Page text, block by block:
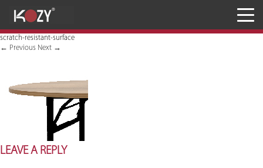
scratch-resistant-surface
← Previous Next →
LEAVE A REPLY
Penyimpanan
Inaproc Site